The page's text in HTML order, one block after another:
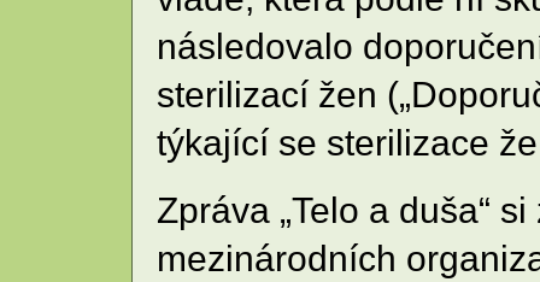
následovalo
sterilizací žen
týkající se sterilizace
Zpráva „Telo a duša“
mezinárodních